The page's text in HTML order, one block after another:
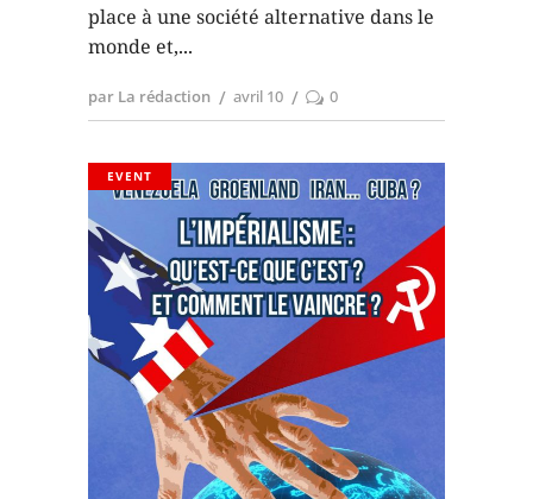
place à une société alternative dans le
monde et,
par La rédaction avril 10 0
EVENT